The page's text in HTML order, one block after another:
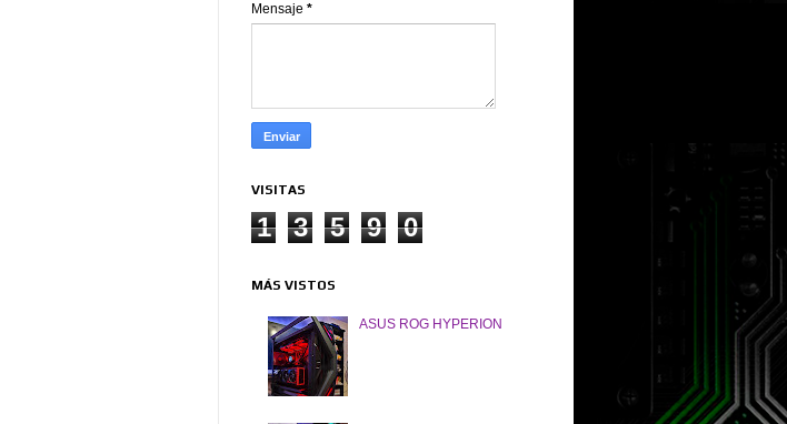
Mensaje *
VISITAS
1 3 5 9 0
MÁS VISTOS
ASUS ROG HYPERION